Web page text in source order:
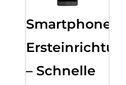
Smartphone
Ersteinrichtung
– Schnelle